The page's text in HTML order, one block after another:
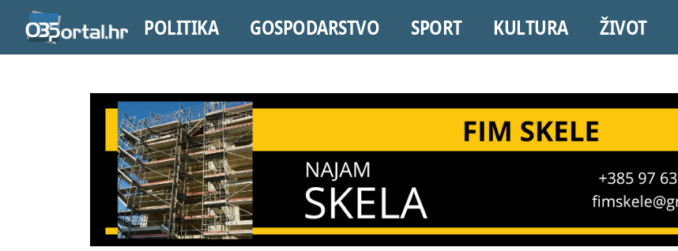
POLITIKA GOSPODARSTVO SPORT KULTURA ŽIVOT